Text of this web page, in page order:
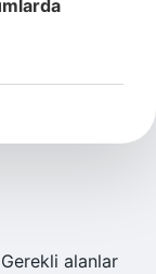
Gerekli alanlar